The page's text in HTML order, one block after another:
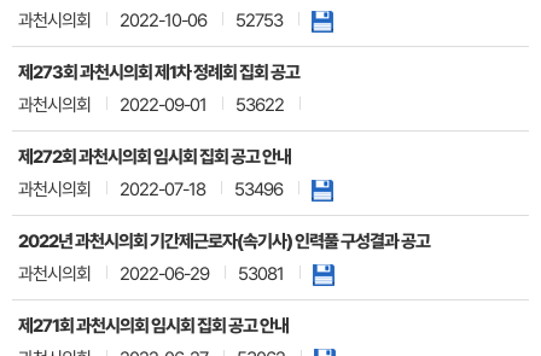
과천시의회
2022-10-06 52753
제273회 과천시의회 제1차 정례회 집회 공고
과천시의회
2022-09-01 53622
제272회 과천시의회 임시회 집회 공고 안내
과천시의회
2022-07-18 53496
2022년 과천시의회 기간제근로자(속기사) 인력풀 구성결과 공고
과천시의회
2022-06-29 53081
제271회 과천시의회 임시회 집회 공고 안내